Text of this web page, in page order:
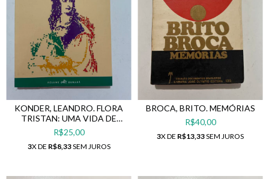
KONDER, LEANDRO. FLORA
TRISTAN: UMA VIDA DE
MULHER, UMA PAIXÃO
SOCIALISTA
R$25,00
3X DE R$8,33SEM JUROS
BROCA, BRITO. MEMÓRIAS
R$40,00
3X DE R$13,33SEM JUROS